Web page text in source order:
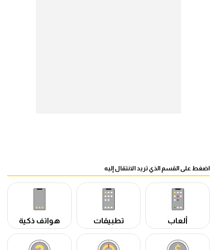
اضغط على القسم الذي تريد الانتقال إليه
ألعاب تطبيقات هواتف ذكية